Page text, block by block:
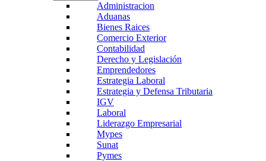
Administracion
Aduanas
Bienes Raices
Comercio Exterior
Contabilidad
Derecho y Legislación
Emprendedores
Estrategia Laboral
Estrategia y Defensa Tributaria
IGV
Laboral
Liderazgo Empresarial
Mypes
Sunat
Pymes